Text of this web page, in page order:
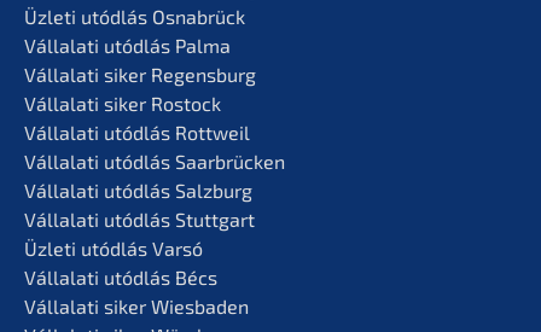
Üzleti utódlás Osnabrück
Vállala­ti utódlás Palma
Vállala­ti siker Regensburg
Vállala­ti siker Rostock
Vállala­ti utódlás Rottweil
Vállala­ti utódlás Saarbrücken
Vállala­ti utódlás Salzburg
Vállala­ti utódlás Stuttgart
Üzleti utódlás Varsó
Vállala­ti utódlás Bécs
Vállala­ti siker Wiesbaden